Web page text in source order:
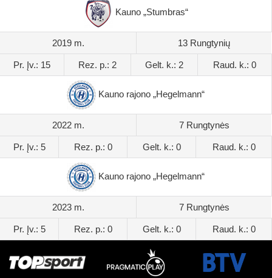
Kauno „Stumbras“
2019 m. 13 Rungtynių
Pr. Įv.: 15 Rez. p.: 2 Gelt. k.: 2 Raud. k.: 0
Kauno rajono „Hegelmann“
2022 m. 7 Rungtynės
Pr. Įv.: 5 Rez. p.: 0 Gelt. k.: 0 Raud. k.: 0
Kauno rajono „Hegelmann“
2023 m. 7 Rungtynės
Pr. Įv.: 5 Rez. p.: 0 Gelt. k.: 0 Raud. k.: 0